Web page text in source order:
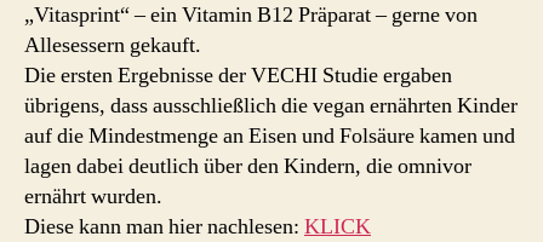
„Vitasprint“ – ein Vitamin B12 Präparat – gerne von
Allesessern gekauft.
Die ersten Ergebnisse der VECHI Studie ergaben
übrigens, dass ausschließlich die vegan ernährten Kinder
auf die Mindestmenge an Eisen und Folsäure kamen und
lagen dabei deutlich über den Kindern, die omnivor
ernährt wurden.
Diese kann man hier nachlesen: KLICK